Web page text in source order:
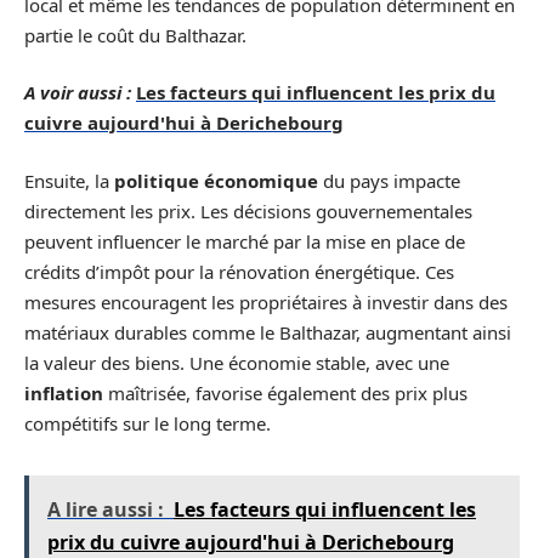
partie le coût du Balthazar.
A voir aussi : Les facteurs qui influencent les prix du
cuivre aujourd'hui à Derichebourg
Ensuite, la politique économique du pays impacte
directement les prix. Les décisions gouvernementales
peuvent influencer le marché par la mise en place de
crédits d’impôt pour la rénovation énergétique. Ces
mesures encouragent les propriétaires à investir dans des
matériaux durables comme le Balthazar, augmentant ainsi
la valeur des biens. Une économie stable, avec une
inflation maîtrisée, favorise également des prix plus
compétitifs sur le long terme.
A lire aussi : Les facteurs qui influencent les
prix du cuivre aujourd'hui à Derichebourg